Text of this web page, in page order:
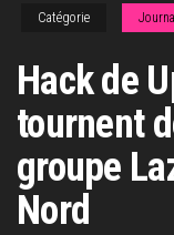
Catégorie
Hack de
tournent
groupe
Nord